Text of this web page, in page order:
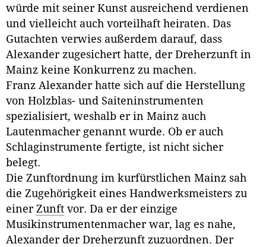
würde mit seiner Kunst ausreichend verdienen
und vielleicht auch vorteilhaft heiraten. Das
Gutachten verwies außerdem darauf, dass
Alexander zugesichert hatte, der Dreherzunft in
Mainz keine Konkurrenz zu machen.
Franz Alexander hatte sich auf die Herstellung
von Holzblas- und Saiteninstrumenten
spezialisiert, weshalb er in Mainz auch
Lautenmacher genannt wurde. Ob er auch
Schlaginstrumente fertigte, ist nicht sicher
belegt.
Die Zunftordnung im kurfürstlichen Mainz sah
die Zugehörigkeit eines Handwerksmeisters zu
einer Zunft vor. Da er der einzige
Musikinstrumentenmacher war, lag es nahe,
Alexander der Dreherzunft zuzuordnen. Der